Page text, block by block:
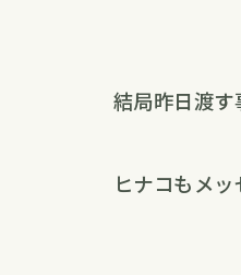
結局昨日渡す
ヒナコもメッ